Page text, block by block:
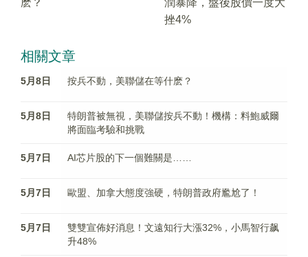
麽？
潤暴降，盤後股價一度大
挫4%
相關文章
5月8日 按兵不動，美聯儲在等什麽？
5月8日
特朗普被無視，美聯儲按兵不動！機構：料鮑威爾
將面臨考驗和挑戰
5月7日 AI芯片股的下一個難關是……
5月7日 歐盟、加拿大態度強硬，特朗普政府尷尬了！
5月7日
雙雙宣佈好消息！文遠知行大漲32%，小馬智行飙
升48%